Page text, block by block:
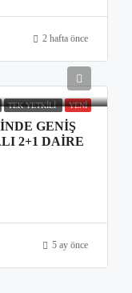
2 hafta önce
TEK YETKILI YENI
GENIŞ
2+1 DAIRE
5 ay önce